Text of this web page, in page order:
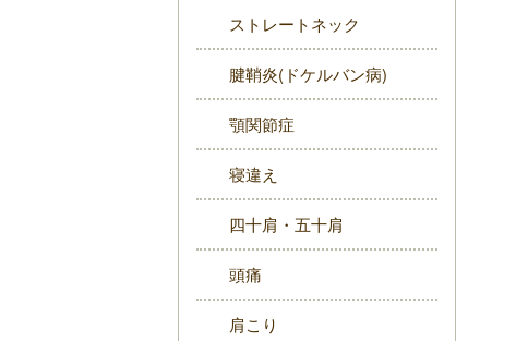
ストレートネック
腱鞘炎(ドケルバン病)
顎関節症
寝違え
四十肩・五十肩
頭痛
肩こり